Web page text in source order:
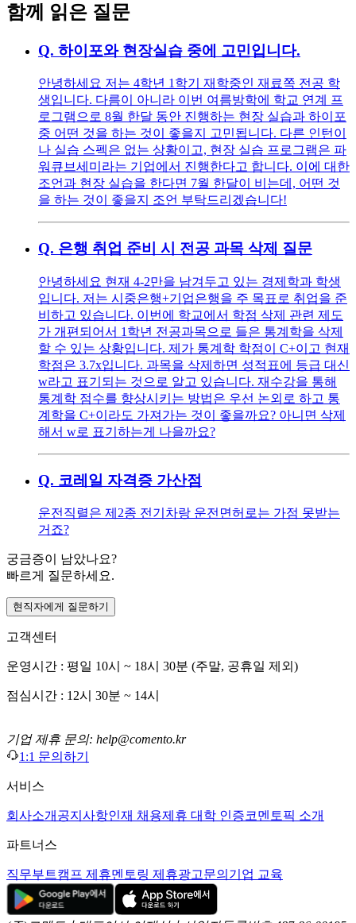
함께 읽은 질문
Q. 하이포와 현장실습 중에 고민입니다.
안녕하세요 저는 4학년 1학기 재학중인 재료쪽 전공 학
생입니다. 다름이 아니라 이번 여름방학에 학교 연계 프
로그램으로 8월 한달 동안 진행하는 현장 실습과 하이포
중 어떤 것을 하는 것이 좋을지 고민됩니다. 다른 인턴이
나 실습 스펙은 없는 상황이고, 현장 실습 프로그램은 파
워큐브세미라는 기업에서 진행한다고 합니다. 이에 대한
조언과 현장 실습을 한다면 7월 한달이 비는데, 어떤 것
을 하는 것이 좋을지 조언 부탁드리겠습니다!
Q. 은행 취업 준비 시 전공 과목 삭제 질문
안녕하세요 현재 4-2만을 남겨두고 있는 경제학과 학생
입니다. 저는 시중은행+기업은행을 주 목표로 취업을 준
비하고 있습니다. 이번에 학교에서 학점 삭제 관련 제도
가 개편되어서 1학년 전공과목으로 들은 통계학을 삭제
할 수 있는 상황입니다. 제가 통계학 학점이 C+이고 현재
학점은 3.7x입니다. 과목을 삭제하면 성적표에 등급 대신
w라고 표기되는 것으로 알고 있습니다. 재수강을 통해
통계학 점수를 향상시키는 방법은 우선 논외로 하고 통
계학을 C+이라도 가져가는 것이 좋을까요? 아니면 삭제
해서 w로 표기하는게 나을까요?
Q. 코레일 자격증 가산점
운전직렬은 제2종 전기차랑 운전면허로는 가점 못받는
거죠?
궁금증이 남았나요?
빠르게 질문하세요.
현직자에게 질문하기
고객센터
운영시간 : 평일 10시 ~ 18시 30분 (주말, 공휴일 제외)
점심시간 : 12시 30분 ~ 14시
기업 제휴 문의: help@comento.kr
1:1 문의하기
서비스
회사소개 공지사항인재 채용제휴 대학 인증코멘토픽 소개
파트너스
직무부트캠프 제휴멘토링 제휴광고문의 기업 교육